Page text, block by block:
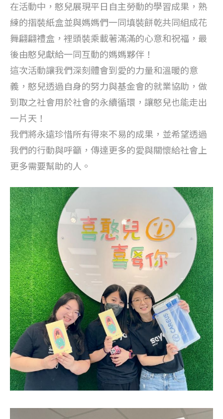
在活動中，憨兒展現平日自主勞動的學習成果，熟
練的摺裝紙盒並與媽媽們一同填裝餅乾共同組成花
舞翩翩禮盒，裡頭裝乘載著滿滿的心意和祝福，最
後由憨兒獻給一同互動的媽媽夥伴！
這次活動讓我們深刻體會到愛的力量和溫暖的意
義，憨兒透過自身的努力與基金會的就業協助，做
到取之社會用於社會的永續循環，讓憨兒也能走出
一片天！
我們將永遠珍惜所有得來不易的成果，並希望透過
我們的行動與呼籲，傳達更多的愛與關懷給社會上
更多需要幫助的人。